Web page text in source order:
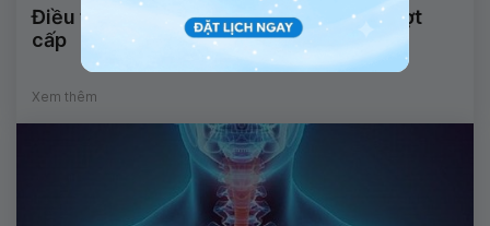
Điều trị bệnh phổi tắc nghẽn mạn tính đợt
cấp
Xem thêm